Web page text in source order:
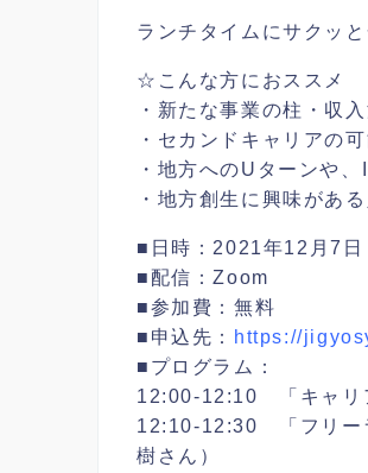
ランチタイムにサクッ
☆こんな方におススメ
・新たな事業の柱・収
・セカンドキャリアの
・地方へのUターンや
・地方創生に興味がある
■日時：2021年12月7
■配信：Zoom
■参加費：無料
■申込先：
https://
■プログラム：
12:00-12:10 「キャリ
12:10-12:30 「フリー
樹さん）